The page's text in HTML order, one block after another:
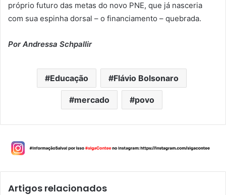
próprio futuro das metas do novo PNE, que já nasceria
com sua espinha dorsal – o financiamento – quebrada.
Por Andressa Schpallir
Educação Flávio Bolsonaro
mercado povo
Artigos relacionados